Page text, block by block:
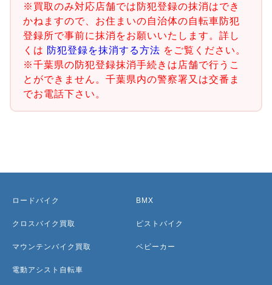
※買取のみ対応店舗では防犯登録の抹消はでき
かねますので、お住まいの自治体の自転車防犯
登録所で事前に抹消をお願いいたします。詳し
くは 防犯登録を抹消する方法 をご覧ください。
※千葉県の防犯登録抹消手続きは店舗で行うこ
とができません。千葉県内の警察署又は交番ま
でお電話下さい。
ロードバイク
クロスバイク買取
マウンテンバイク買取
電動アシスト自転車
BMX
ピストバイク
ベビーカー